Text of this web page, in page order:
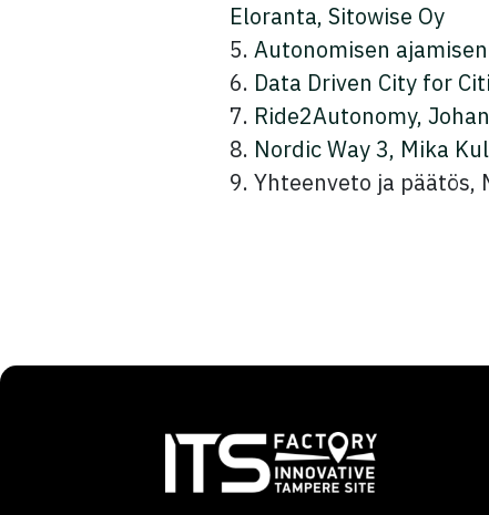
Eloranta, Sitowise Oy
5. Autonomisen
6. Data Driven City for
7. Ride2Autonomy,
8. Nordic Way 3, Mika
9. Yhteenveto ja päätös,